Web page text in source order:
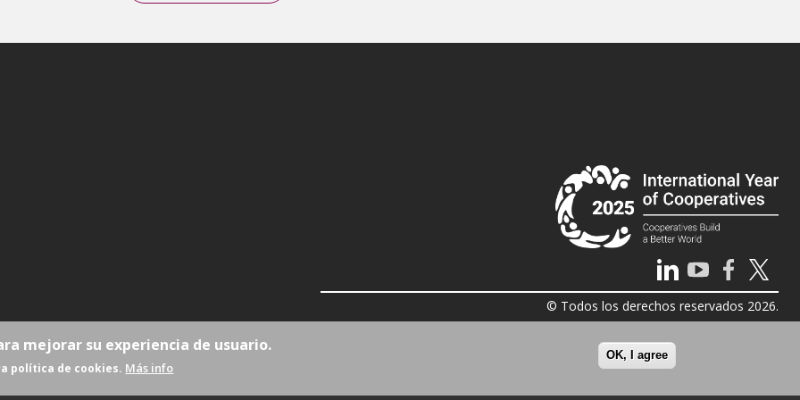
© Todos los derechos reservados 2026.
mejorar su experiencia de usuario.
política de cookies. Más info
OK, I agree